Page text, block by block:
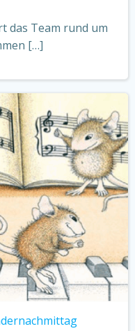
das Team rund um
[…]